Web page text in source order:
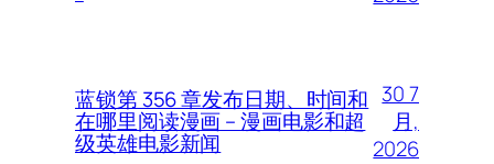
蓝锁第 356 章发布日期、时间和
在哪里阅读漫画 – 漫画电影和超
级英雄电影新闻
30 7
月,
2026